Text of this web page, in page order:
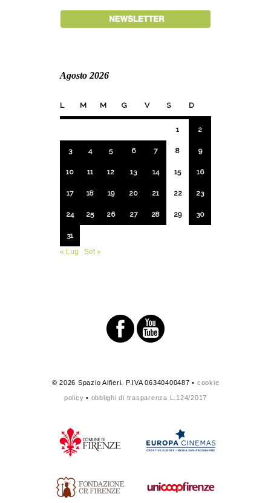
Agosto 2026
L M M G V S D
1 2
3 4 5 6 7 8 9
10 11 12 13 14 15 16
17 18 19 20 21 22 23
24 25 26 27 28 29 30
31
« Lug
Set »
© 2026 Spazio Alfieri. P.IVA 06340400487 • cookie
policy • obblighi di trasparenza L.124/2017